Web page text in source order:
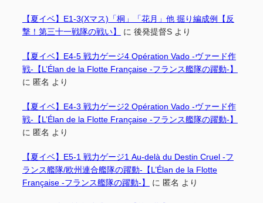
【夏イベ】E1-3(Xマス)「桐」「花月」他 掘り編成例【反
撃！第三十一戦隊の戦い】
に 後発提督Sより
【夏イベ】E4-5 戦力ゲージ4 Opération Vado -ヴァード作
戦-【L’Élan de la Flotte Française -フランス艦隊の躍動-】
に 匿名 より
【夏イベ】E4-3 戦力ゲージ2 Opération Vado -ヴァード作
戦-【L’Élan de la Flotte Française -フランス艦隊の躍動-】
に 匿名 より
【夏イベ】E5-1 戦力ゲージ1 Au-delà du Destin Cruel -フ
ランス艦隊/欧州連合艦隊の躍動-【L’Élan de la Flotte
Française -フランス艦隊の躍動-】
に 匿名 より